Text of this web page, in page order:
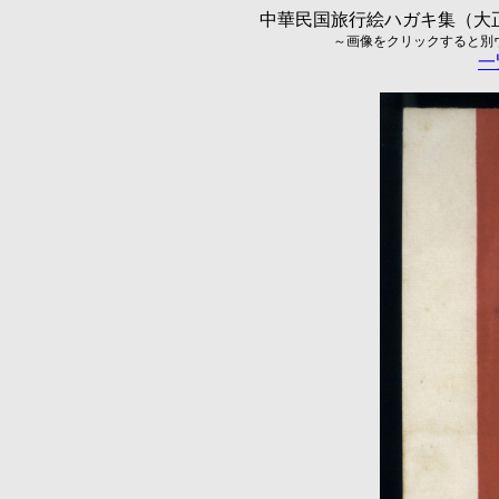
中華民国旅行絵ハガキ集（
～画像をクリックすると
一